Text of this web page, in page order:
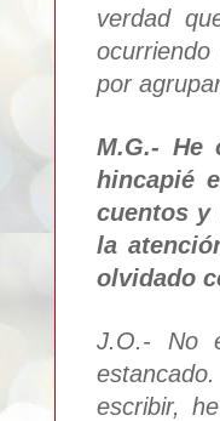
verdad
por
M.G.- He
hincapié
cuentos y
la
olvidado
J.O.- No
escribir,